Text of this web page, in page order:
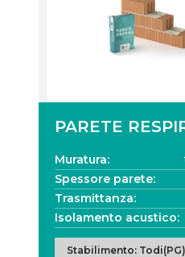
PARETE
Muratura:
Spessore parete:
Trasmittanza:
Isolamento acustico:
Stabilimento: Todi(PG)